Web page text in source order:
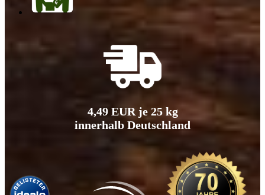
4,49 EUR je 25 kg
innerhalb Deutschland